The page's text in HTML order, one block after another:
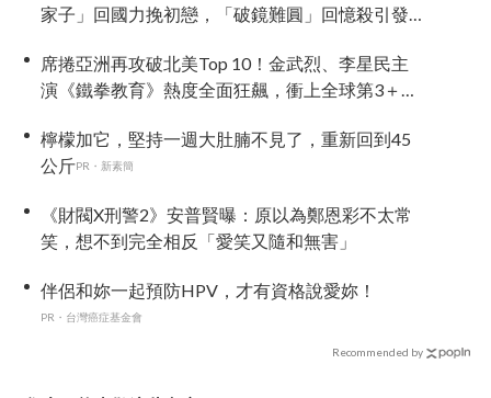
家子」回國力挽初戀，「破鏡難圓」回憶殺引發
席捲亞洲再攻破北美Top 10！金武烈、李星民主
演《鐵拳教育》熱度全面狂飆，衝上全球第3＋橫
檸檬加它，堅持一週大肚腩不見了，重新回到45
公斤PR・新素簡
《財閥X刑警2》安普賢曝：原以為鄭恩彩不太常
笑，想不到完全相反「愛笑又隨和無害」
伴侶和妳一起預防HPV，才有資格說愛妳！
PR・台灣癌症基金會
Recommended by